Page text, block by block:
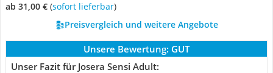
ab 31,00 € ( Sofort lieferbar)
Preisvergleich und weitere Angebote
Unsere Bewertung: GUT
Unser Fazit für Josera Sensi Adult: